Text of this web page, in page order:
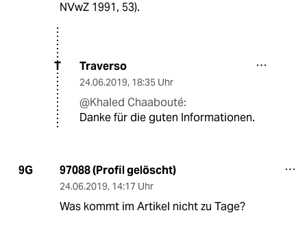
NVwZ 1991, 53).
T Traverso
24.06.2019, 18:35 Uhr
@Khaled Chaabouté:
Danke für die guten Informationen.
9G 97088 (Profil gelöscht)
24.06.2019, 14:17 Uhr
Was kommt im Artikel nicht zu Tage?